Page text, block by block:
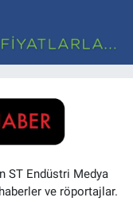
ST Endüstri Medya
ve röportajlar.